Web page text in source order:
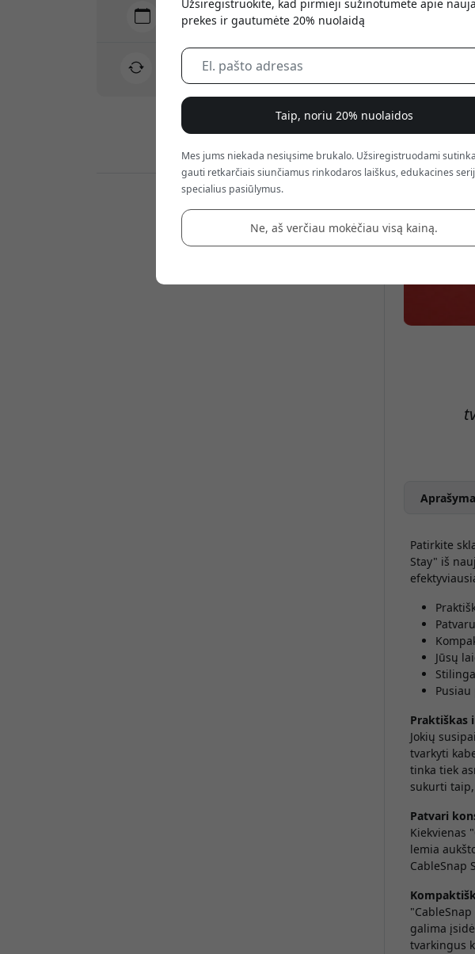
Patirkite
Stay" iš
Jūsų
Praktiškas
Jokių
tvarkyti
tinka tiek
sukurti
Patvari
Kiekvienas
lemia
CableSnap
galima
tvarkingus
Pristatymas 10-12 rugpjūtis
Greitas ir atsekamas pristatymas
30 dienų grąžinimo teisė
Paprastas grąžinimas – jokių rūpesčių
Mažmenininkai:
Užsiregistruokite, kad pirmieji sužinotumėte apie
prekes ir gautumėte 20% nuolaidą
Taip, noriu 20% nuolaidos
Mes jums niekada nesiųsime brukalo. Užsiregistruodami
gauti retkarčiais siunčiamus rinkodaros laiškus, edukacines
specialius pasiūlymus.
Ne, aš verčiau mokėčiau visą kainą.